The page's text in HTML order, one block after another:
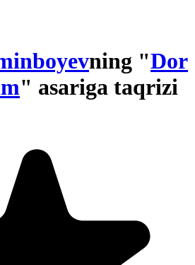
ning "Dor
" asariga taqrizi